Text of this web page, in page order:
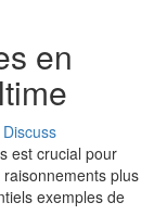
en
Discuss
est crucial pour
plus
exemples de